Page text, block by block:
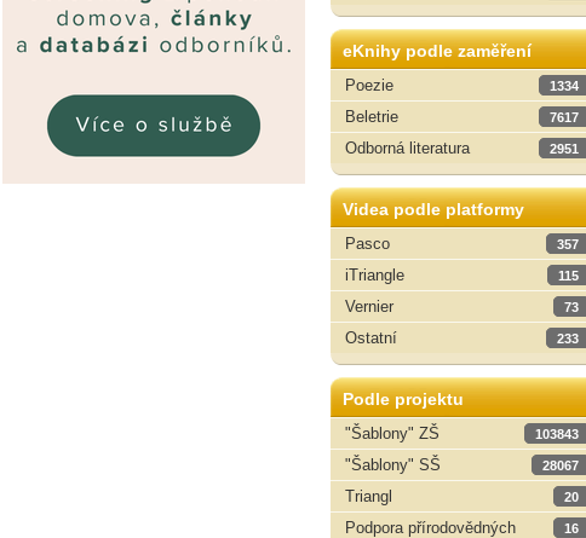
eKnihy podle zaměření
Poezie
1334
Beletrie 7617
Odborná literatura 2951
Videa podle platformy
Pasco
357
iTriangle 115
Vernier 73
Ostatní 233
Podle projektu
"Šablony" ZŠ
103843
"Šablony" SŠ 28067
Triangl 20
Podpora přírodovědných
16